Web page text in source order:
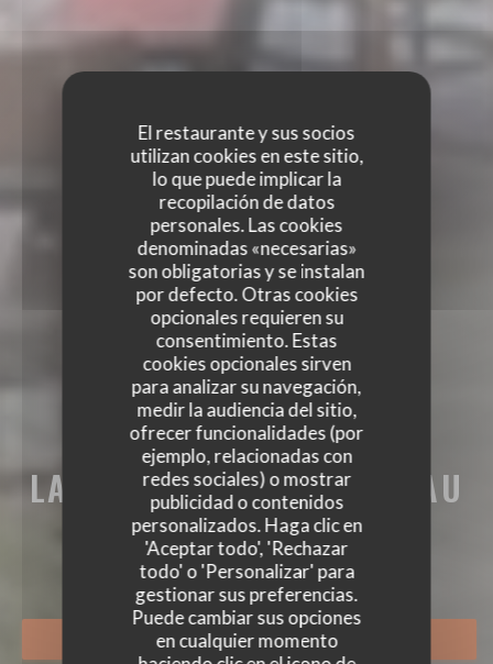
El restaurante y sus socios
utilizan cookies en este sitio,
lo que puede implicar la
recopilación de datos
personales. Las cookies
denominadas «necesarias»
son obligatorias y se instalan
por defecto. Otras cookies
opcionales requieren su
consentimiento. Estas
cookies opcionales sirven
para analizar su navegación,
medir la audiencia del sitio,
ofrecer funcionalidades (por
ejemplo, relacionadas con
redes sociales) o mostrar
publicidad o contenidos
personalizados. Haga clic en
'Aceptar todo', 'Rechazar
todo' o 'Personalizar' para
gestionar sus preferencias.
Puede cambiar sus opciones
en cualquier momento
LA BRASSERIE DU CHÂTEAU
LA BRASSERIE DU CHÂTEAU
BRASSERIE - RESTAURANT|RUEIL-
MALMAISON
RESERVAR UNA MESA